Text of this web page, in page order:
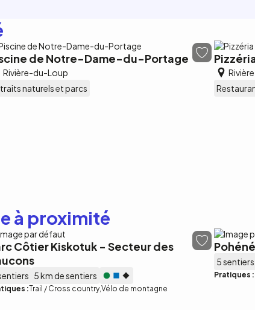
de Notre-Dame-du-Portage
Rivière-du-Loup
naturels et parcs
à proximité
Côtier Kiskotuk - Secteur des
5 km de sentiers
:Trail / Cross country Vélo de montagne
5 sentiers
Pratiques :